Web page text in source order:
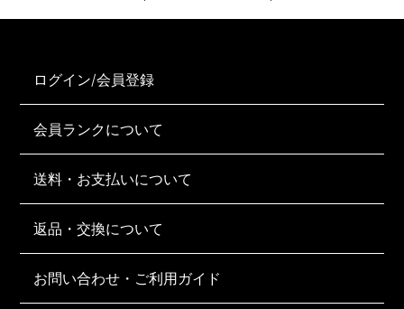
ログイン/会員登録
会員ランクについて
送料・お支払いについて
返品・交換について
お問い合わせ・ご利用ガイド